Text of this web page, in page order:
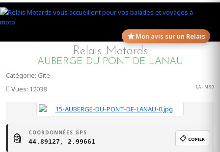
Mon avis sur un Relais
Relais Motards
AUBERGE DU PONT DE LANAU
Catégorie: Gîte
Vues: 12038
LA - M 90
🗿 COORDONNÉES GPS
44.89127, 2.99661 📋 COPIER